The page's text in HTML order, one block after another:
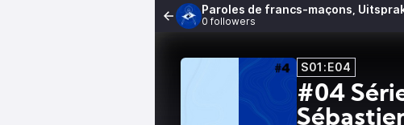
Paroles de francs-maçons,
0 followers
S01:E04
#04